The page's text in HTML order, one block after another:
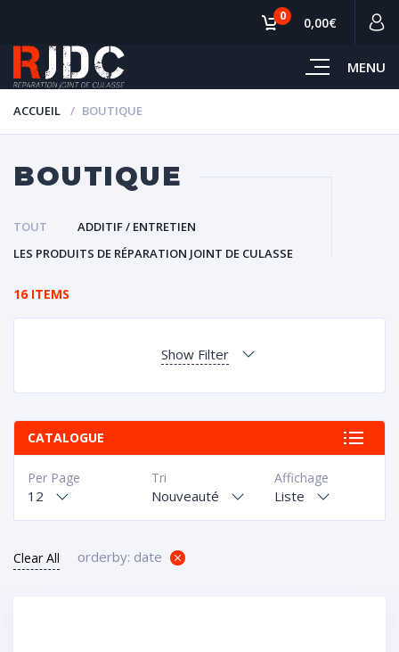
MENU
0 0,00€
ACCUEIL BOUTIQUE
BOUTIQUE
TOUT
ADDITIF / ENTRETIEN
LES PRODUITS DE RÉPARATION JOINT DE CULASSE
16 ITEMS
Show Filter
CATALOGUE
Affichage
Liste
Tri
Nouveauté
Per Page
12
Clear All orderby: date